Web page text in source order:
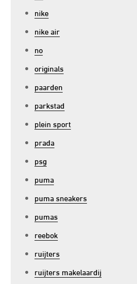
nike
nike air
no
originals
paarden
parkstad
plein sport
prada
psg
puma
puma sneakers
pumas
reebok
ruijters
ruijters makelaardij